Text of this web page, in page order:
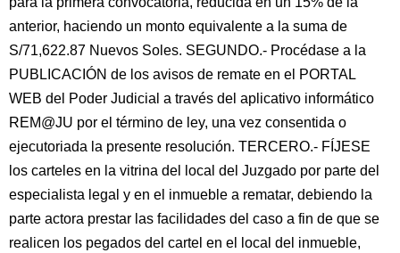
anterior, haciendo un monto equivalente a la suma de
S/71,622.87 Nuevos Soles. SEGUNDO.- Procédase a la
PUBLICACIÓN de los avisos de remate en el PORTAL
WEB del Poder Judicial a través del aplicativo informático
REM@JU por el término de ley, una vez consentida o
ejecutoriada la presente resolución. TERCERO.- FÍJESE
los carteles en la vitrina del local del Juzgado por parte del
especialista legal y en el inmueble a rematar, debiendo la
parte actora prestar las facilidades del caso a fin de que se
realicen los pegados del cartel en el local del inmueble,